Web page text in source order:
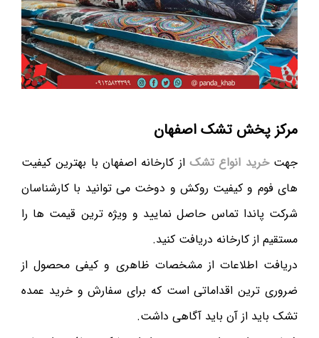
مرکز پخش تشک اصفهان
جهتخرید انواع تشک از کارخانه اصفهان با بهترین کیفیت
های فوم و کیفیت روکش و دوخت می توانید با کارشناسان
شرکت پاندا تماس حاصل نمایید و ویژه ترین قیمت ها را
مستقیم از کارخانه دریافت کنید.
دریافت اطلاعات از مشخصات ظاهری و کیفی محصول از
ضروری ترین اقداماتی است که برای سفارش و خرید عمده
تشک باید از آن باید آگاهی داشت.